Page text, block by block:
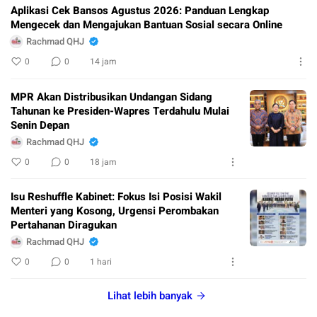
Aplikasi Cek Bansos Agustus 2026: Panduan Lengkap
Mengecek dan Mengajukan Bantuan Sosial secara Online
Rachmad QHJ
0 0 14 jam
MPR Akan Distribusikan Undangan Sidang
Tahunan ke Presiden-Wapres Terdahulu Mulai
Senin Depan
Rachmad QHJ
0 0 18 jam
Isu Reshuffle Kabinet: Fokus Isi Posisi Wakil
Menteri yang Kosong, Urgensi Perombakan
Pertahanan Diragukan
Rachmad QHJ
0 0 1 hari
Lihat lebih banyak